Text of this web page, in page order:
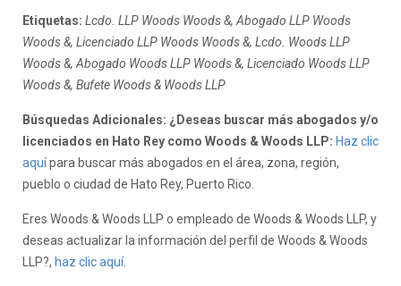
Etiquetas: Lcdo. LLP Woods Woods &, Abogado LLP Woods
Woods &, Licenciado LLP Woods Woods &, Lcdo. Woods LLP
Woods &, Abogado Woods LLP Woods &, Licenciado Woods LLP
Woods &, Bufete Woods & Woods LLP
Búsquedas Adicionales: ¿Deseas buscar más abogados y/o
licenciados en Hato Rey como Woods & Woods LLP: Haz clic
aquípara buscar más abogados en el área, zona, región,
pueblo o ciudad de Hato Rey, Puerto Rico.
Eres Woods & Woods LLP o empleado de Woods & Woods LLP, y
deseas actualizar la información del perfil de Woods & Woods
LLP?, haz clic aquí.